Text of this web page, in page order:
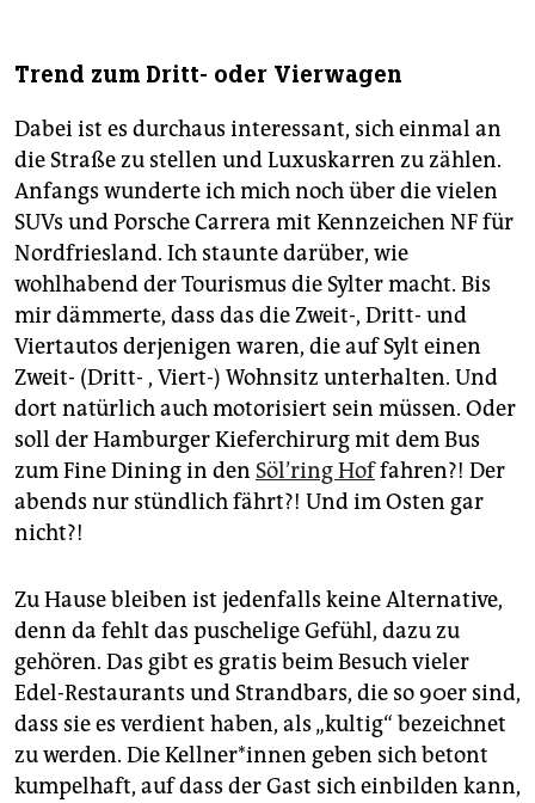
Trend zum Dritt- oder Vierwagen
Dabei ist es durchaus interessant, sich einmal an
die Straße zu stellen und Luxuskarren zu zählen.
Anfangs wunderte ich mich noch über die vielen
SUVs und Porsche Carrera mit Kennzeichen NF für
Nordfriesland. Ich staunte darüber, wie
wohlhabend der Tourismus die Sylter macht. Bis
mir dämmerte, dass das die Zweit-, Dritt- und
Viertautos derjenigen waren, die auf Sylt einen
Zweit- (Dritt- , Viert-) Wohnsitz unterhalten. Und
dort natürlich auch motorisiert sein müssen. Oder
soll der Hamburger Kieferchirurg mit dem Bus
zum Fine Dining in den Söl’ring Hoffahren?! Der
abends nur stündlich fährt?! Und im Osten gar
nicht?!
Zu Hause bleiben ist jedenfalls keine Alternative,
denn da fehlt das puschelige Gefühl, dazu zu
gehören. Das gibt es gratis beim Besuch vieler
Edel-Restaurants und Strandbars, die so 90er sind,
dass sie es verdient haben, als „kultig“ bezeichnet
zu werden. Die Kellner*innen geben sich betont
kumpelhaft, auf dass der Gast sich einbilden kann,